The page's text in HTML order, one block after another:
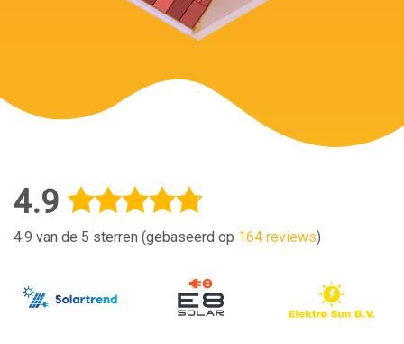
4.9
4.9 van de 5 sterren (gebaseerd op 164 reviews)